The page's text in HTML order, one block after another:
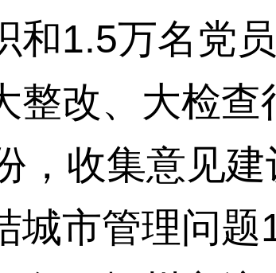
和1.5万名党
整改、大检
，收集意见
城市管理问